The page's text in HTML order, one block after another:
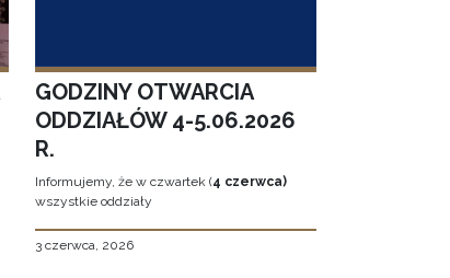
GODZINY OTWARCIA
ODDZIAŁÓW 4-5.06.2026
R.
Informujemy, że w czwartek (4 czerwca)
wszystkie oddziały
3 czerwca, 2026